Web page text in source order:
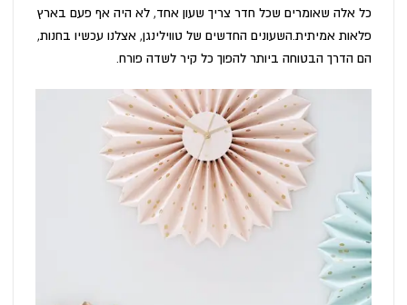
כל אלה שאומרים שכל חדר צריך שעון אחד, לא היה אף פעם בארץ
פלאות אמיתית.השעונים החדשים של טווילינגן, אצלנו עכשיו בחנות,
הם הדרך הבטוחה ביותר להפוך כל קיר לשדה פורח.